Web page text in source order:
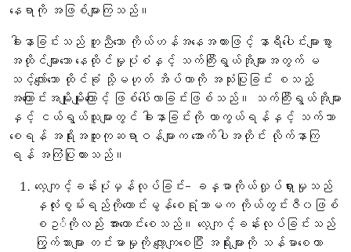
နေရာကို အဖြစ်များကြသည်။
ခါးနာခြင်းသည် တူညီသော ကိုယ်ဟန်အနေအထားဖြင့် နာရီပေါင်းများစွာ
အထိုင်များသော နေထိုင်မှုပုံစံနှင့် သက်ကြီးရွယ်အိုများအတွက် မ
သင့်လျော်သော ထိုင်ခုံ သို့မဟုတ် အိပ်ယာကို အသုံးပြုခြင်း စသည့်
အကြောင်းအမျိုးမျိုးကြောင့် ဖြစ်ပေါ်လာခြင်းဖြစ်သည်။ သက်ကြီးရွယ်အိုများ
နှင့် ငယ်ရွယ်သူများတွင် ခါးနာခြင်းကို ကာကွယ်ရန်နှင့် သက်သာ
စေရန် အရိုးအထူးကုဆရာဝန်များက အောက်ပါအတိုင်း လိုက်နာကြ
ရန် အကြံပြုထားသည်။
လေ့ကျင့်ခန်းပုံမှန်လုပ်ခြင်း- ခန္ဓာကိုယ်လှုပ်ရှားမှုသည်
နှလုံးစွမ်းရည်ကိုကောင်းမွန်စေရုံသာမက ကိုယ်တွင်းဇီ၀ဖြစ်
စဥ◌်ကိုလည်း အားကောင်းစေသည်။ လေ့ကျင့်ခန်းလုပ်ခြင်းသည်
ကြွက်သားများ တင်းမာမှုကို လျော့ကျစေပြီး အရိုးများကို သန်မာစေကာ